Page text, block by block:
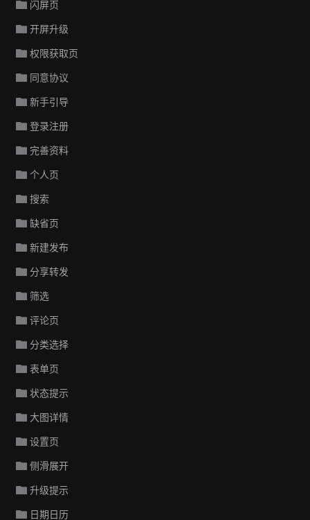
闪屏页
开屏升级
权限获取页
同意协议
新手引导
登录注册
完善资料
个人页
搜索
缺省页
新建发布
分享转发
筛选
评论页
分类选择
表单页
状态提示
大图详情
设置页
侧滑展开
升级提示
日期日历